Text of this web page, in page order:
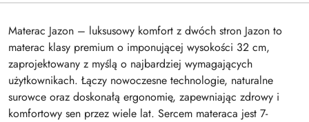
Materac Jazon – luksusowy komfort z dwóch stron Jazon to
materac klasy premium o imponującej wysokości 32 cm,
zaprojektowany z myślą o najbardziej wymagających
użytkownikach. Łączy nowoczesne technologie, naturalne
surowce oraz doskonałą ergonomię, zapewniając zdrowy i
komfortowy sen przez wiele lat. Sercem materaca jest 7-